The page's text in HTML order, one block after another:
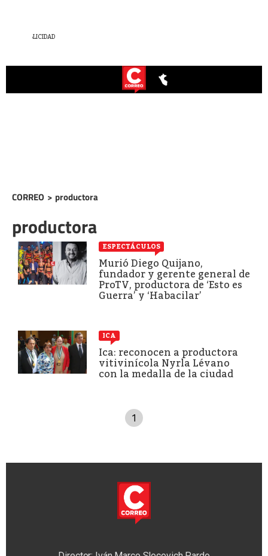
CORREO > productora
productora
ESPECTÁCULOS
Murió Diego Quijano,
fundador y gerente general de
ProTV, productora de ‘Esto es
Guerra’ y ‘Habacilar’
ICA
Ica: reconocen a productora
vitivinícola Nyrla Lévano
con la medalla de la ciudad
1